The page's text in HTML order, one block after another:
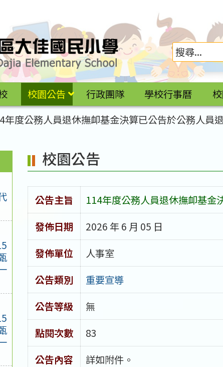
校園公告 行政團隊 學校行事曆
年度公務人員退休撫卹基金決算已公告於公務人員
校園公告
公告主旨
114年度公務人員退休撫卹基金
發佈日期
2026 年 6 月 05 日
發佈單位
人事室
公告類別
重要宣導
公告等級
無
點閱次數
83
公告內容
詳如附件。